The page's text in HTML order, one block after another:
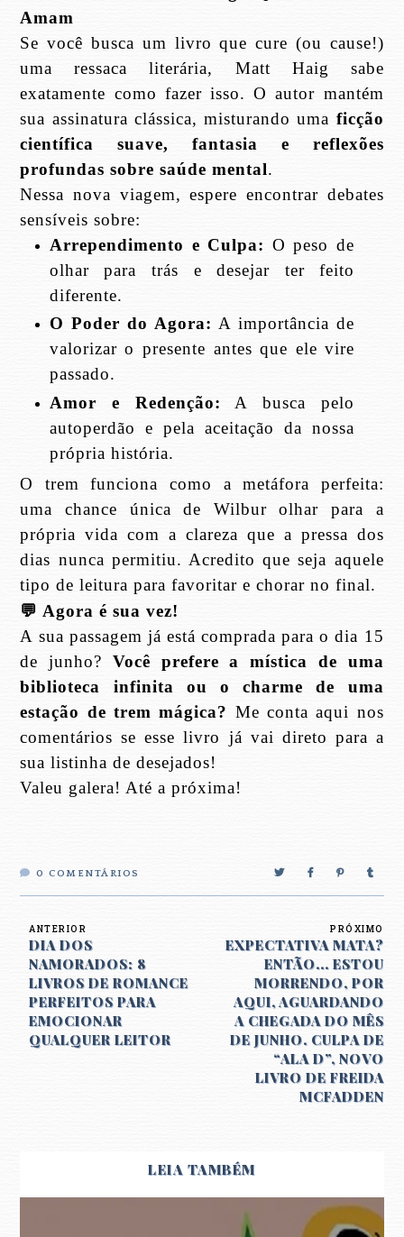
Amam
Se você busca um livro que cure (ou cause!)
uma ressaca literária, Matt Haig sabe
exatamente como fazer isso. O autor mantém
sua assinatura clássica, misturando uma ficção
científica suave, fantasia e reflexões
profundas sobre saúde mental.
Nessa nova viagem, espere encontrar debates
sensíveis sobre:
Arrependimento e Culpa: O peso de
olhar para trás e desejar ter feito
diferente.
O Poder do Agora: A importância de
valorizar o presente antes que ele vire
passado.
Amor e Redenção: A busca pelo
autoperdão e pela aceitação da nossa
própria história.
O trem funciona como a metáfora perfeita:
uma chance única de Wilbur olhar para a
própria vida com a clareza que a pressa dos
dias nunca permitiu. Acredito que seja aquele
tipo de leitura para favoritar e chorar no final.
💬 Agora é sua vez!
A sua passagem já está comprada para o dia 15
de junho? Você prefere a mística de uma
biblioteca infinita ou o charme de uma
estação de trem mágica? Me conta aqui nos
comentários se esse livro já vai direto para a
sua listinha de desejados!
Valeu galera! Até a próxima!
0 COMENTÁRIOS
ANTERIOR
DIA DOS
NAMORADOS: 8
LIVROS DE ROMANCE
PERFEITOS PARA
EMOCIONAR
QUALQUER LEITOR
PRÓXIMO
EXPECTATIVA MATA?
ENTÃO... ESTOU
MORRENDO, POR
AQUI, AGUARDANDO
A CHEGADA DO MÊS
DE JUNHO. CULPA DE
“ALA D”, NOVO
LIVRO DE FREIDA
MCFADDEN
LEIA TAMBÉM